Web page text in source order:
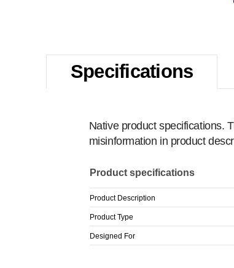
Specifications
Native product specifications.
misinformation in product
Product specifications
Product Description
Product Type
Designed For